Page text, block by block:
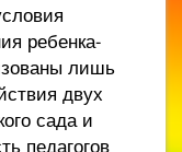
ребенка-
лишь
двух
сада и
педагогов